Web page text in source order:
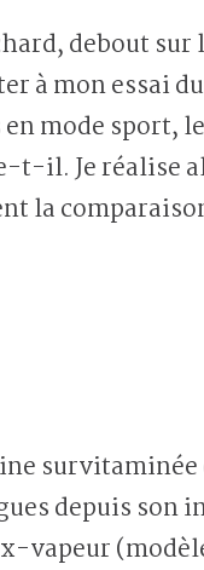
debout
à mon essai
mode sport,
il. Je réalise
la
depuis son
vapeur